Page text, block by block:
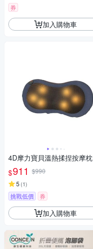
券
加入購物車
4D摩力寶貝溫熱揉捏按摩枕
$911 $990
5 (1)
挑戰低價 券
加入購物車